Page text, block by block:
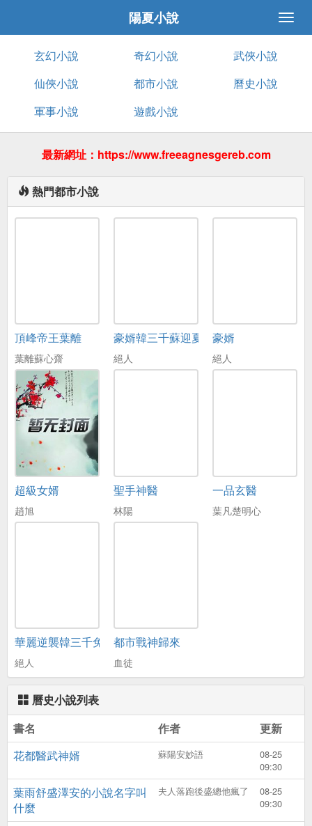
陽夏小說
玄幻小說 奇幻小說
武俠小說
仙俠小說
都市小說
曆史小說
軍事小說
遊戲小說
最新網址：https://www.freeagnesgereb.com
熱門都市小說
頂峰帝王葉離
葉離蘇心齋
豪婿韓三千蘇迎夏
絕人
豪婿
絕人
超級女婿
趙旭
聖手神醫
林陽
一品玄醫
葉凡楚明心
華麗逆襲韓三千免費閱讀
絕人
都市戰神歸來
血徒
曆史小說列表
書名
作者
更新
花都醫武神婿
蘇陽安妙語
08-25
09:30
葉雨舒盛澤安的小說名字叫
什麼
夫人落跑後盛總他瘋了
08-25
09:30